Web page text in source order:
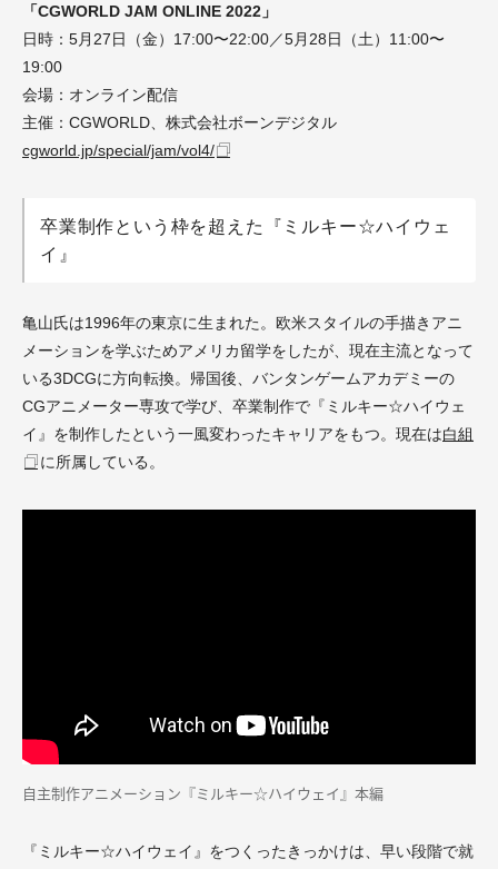
「CGWORLD JAM ONLINE 2022」
日時：5月27日（金）17:00〜22:00／5月28日（土）11:00〜
19:00
会場：オンライン配信
主催：CGWORLD、株式会社ボーンデジタル
cgworld.jp/special/jam/vol4/
卒業制作という枠を超えた『ミルキー☆ハイウェ
イ』
亀山氏は1996年の東京に生まれた。欧米スタイルの手描きアニ
メーションを学ぶためアメリカ留学をしたが、現在主流となって
いる3DCGに方向転換。帰国後、バンタンゲームアカデミーの
CGアニメーター専攻で学び、卒業制作で『ミルキー☆ハイウェ
イ』を制作したという一風変わったキャリアをもつ。現在は白組
に所属している。
自主制作アニメーション『ミルキー☆ハイウェイ』本編
『ミルキー☆ハイウェイ』をつくったきっかけは、早い段階で就